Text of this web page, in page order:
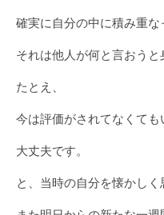
確実に自分の中に積み重な
それは他人が何と言おうと
たとえ、
今は評価がされてなくても
大丈夫です。
と、当時の自分を懐かしく